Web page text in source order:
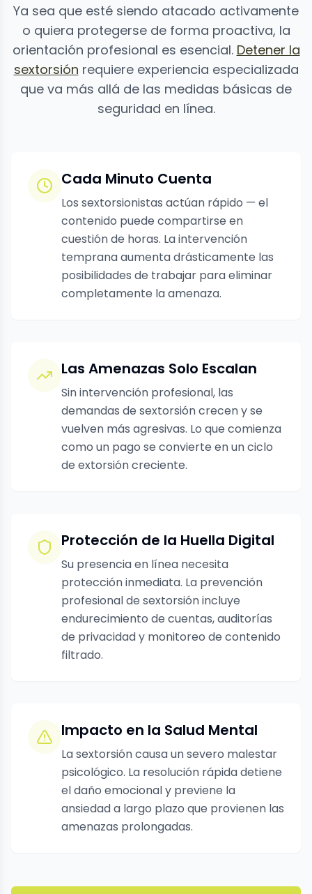
Ya sea que esté siendo atacado activamente
o quiera protegerse de forma proactiva, la
orientación profesional es esencial. Detener la
sextorsión requiere experiencia especializada
que va más allá de las medidas básicas de
seguridad en línea.
Cada Minuto Cuenta
Los sextorsionistas actúan rápido — el
contenido puede compartirse en
cuestión de horas. La intervención
temprana aumenta drásticamente las
posibilidades de trabajar para eliminar
completamente la amenaza.
Las Amenazas Solo Escalan
Sin intervención profesional, las
demandas de sextorsión crecen y se
vuelven más agresivas. Lo que comienza
como un pago se convierte en un ciclo
de extorsión creciente.
Protección de la Huella Digital
Su presencia en línea necesita
protección inmediata. La prevención
profesional de sextorsión incluye
endurecimiento de cuentas, auditorías
de privacidad y monitoreo de contenido
filtrado.
Impacto en la Salud Mental
La sextorsión causa un severo malestar
psicológico. La resolución rápida detiene
el daño emocional y previene la
ansiedad a largo plazo que provienen las
amenazas prolongadas.